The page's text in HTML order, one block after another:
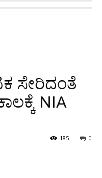
ಸೇರಿದಂತೆ
NIA
0
185